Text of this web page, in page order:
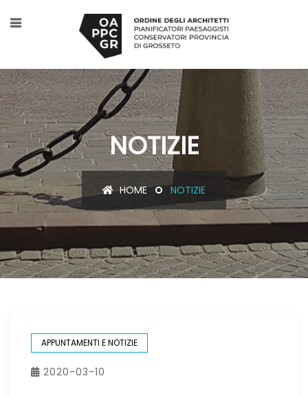
NOTIZIE
HOME NOTIZIE
APPUNTAMENTI E NOTIZIE
2020-03-10